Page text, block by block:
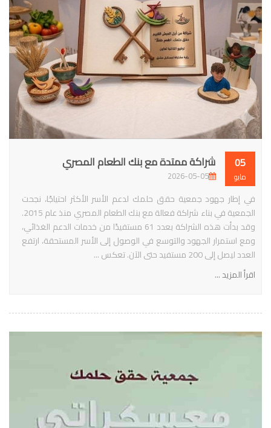
05
مايو
شراكة ممتدة مع بنك الطعام المصري
2026-05-05
في إطار جهود جمعية حقق حلمك لدعم الأسر الأكثر احتياجًا، نجحت
الجمعية في بناء شراكة فعالة مع بنك الطعام المصري منذ عام 2015.
وقد بدأت هذه الشراكة بعدد 61 مستفيدًا من خدمات الدعم الغذائي،
ومع استمرار الجهود والتوسع في الوصول إلى الأسر المستحقة، ارتفع
العدد ليصل إلى 200 مستفيد حتى الآن. تعكس ...
اقرأ المزيد ...